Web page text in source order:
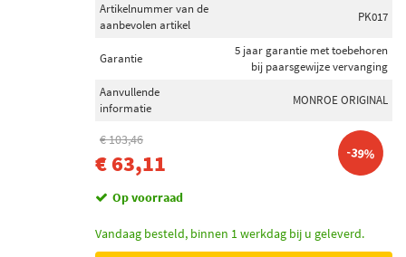
Artikelnummer van de
aanbevolen artikel
PK017
Garantie
5 jaar garantie met toebehoren
bij paarsgewijze vervanging
Aanvullende
informatie
MONROE ORIGINAL
€ 103,46
€ 63,11 -39%
Op voorraad
Vandaag besteld, binnen 1 werkdag bij u geleverd.